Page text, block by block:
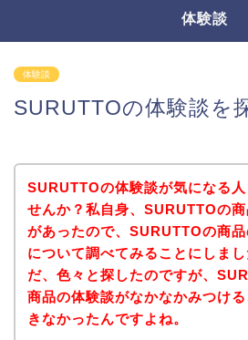
体験談
体験談
SURUTTOの体験談を
SURUTTOの体験談が気になる人
せんか？私自身、SURUTTOの
があったので、SURUTTOの商
について調べてみることにしま
だ、色々と探したのですが、
商品の体験談がなかなかみつけ
きなかったんですよね。